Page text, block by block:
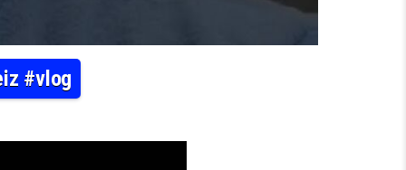
#vlog
#SACHSEN #SÄCHSISCHESCHWEIZ #VLOG